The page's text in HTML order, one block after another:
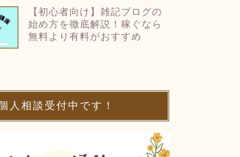
【初心者向け】雑記ブログの
始め方を徹底解説！稼ぐなら
無料より有料がおすすめ
人相談受付中です！